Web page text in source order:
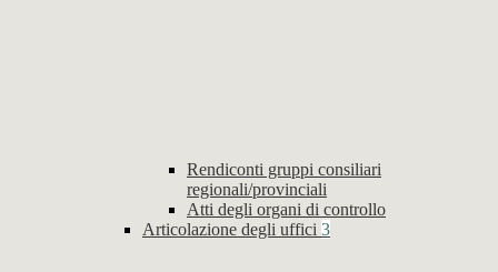
Rendiconti gruppi consiliari
regionali/provinciali
Atti degli organi di controllo
Articolazione degli uffici 3